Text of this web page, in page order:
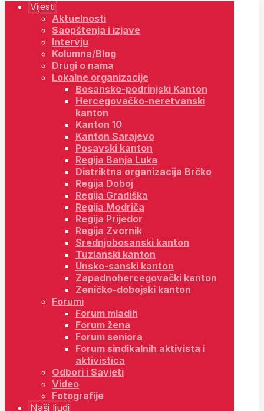
Vijesti
Aktuelnosti
Saopštenja i izjave
Intervju
Kolumna/Blog
Drugi o nama
Lokalne organizacije
Bosansko-podrinjski Kanton
Hercegovačko-neretvanski
kanton
Kanton 10
Kanton Sarajevo
Posavski kanton
Regija Banja Luka
Distriktna organizacija Brčko
Regija Doboj
Regija Gradiška
Regija Modriča
Regija Prijedor
Regija Zvornik
Srednjobosanski kanton
Tuzlanski kanton
Unsko-sanski kanton
Zapadnohercegovački kanton
Zeničko-dobojski kanton
Forumi
Forum mladih
Forum žena
Forum seniora
Forum sindikalnih aktivista i
aktivistica
Odbori i Savjeti
Video
Fotografije
Naši ljudi